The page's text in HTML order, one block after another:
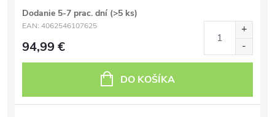
Dodanie 5-7 prac. dní (>5 ks)
EAN: 4062546107625
94,99 €
DO KOŠÍKA